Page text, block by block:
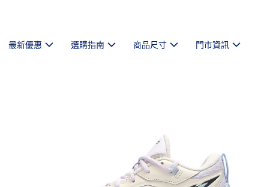
最新優惠 選購指南 商品尺寸 門市資訊